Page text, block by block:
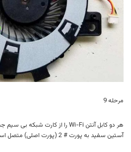
مرحله 9
آستین سفید به پورت # 2 (پورت اصلی) متصل است.